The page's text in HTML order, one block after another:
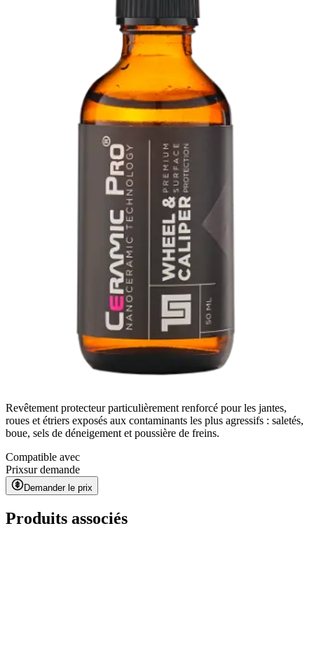
Revêtement protecteur particulièrement renforcé pour les jantes,
roues et étriers exposés aux contaminants les plus agressifs : saletés,
boue, sels de déneigement et poussière de freins.
Compatible avec
Prixsur demande
Demander le prix
Produits associés